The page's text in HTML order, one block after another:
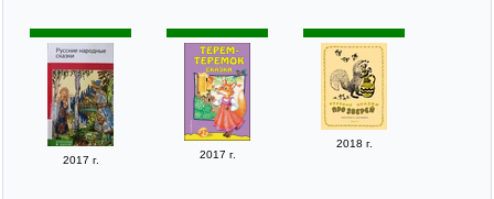
2017 г. 2017 г.
2018 г.